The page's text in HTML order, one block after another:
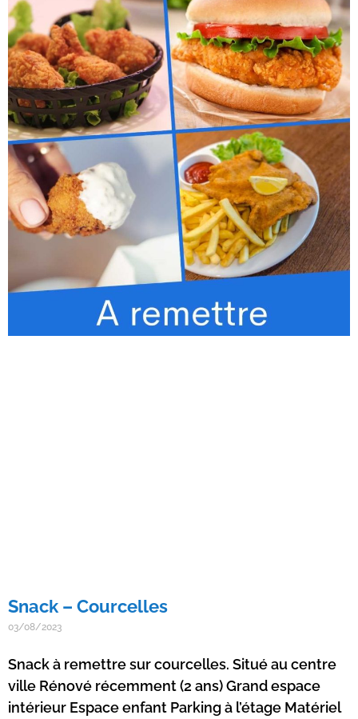
Snack – Courcelles
03/08/2023
Snack à remettre sur courcelles. Situé au centre
ville Rénové récemment (2 ans) Grand espace
intérieur Espace enfant Parking à l’étage Matériel